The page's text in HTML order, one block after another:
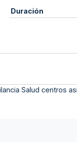
Duración
Salud centros